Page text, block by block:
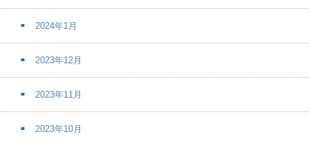
2024年1月
2023年12月
2023年11月
2023年10月